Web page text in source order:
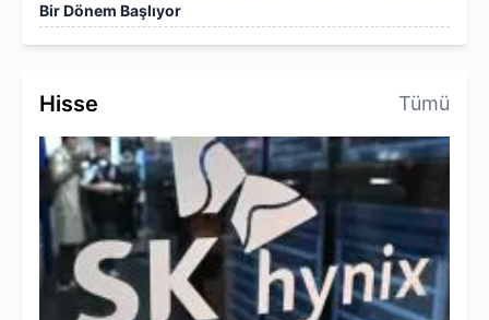
Bir Dönem Başlıyor
Hisse Tümü